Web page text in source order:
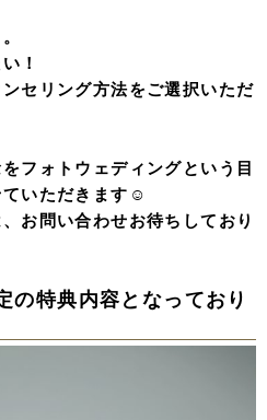
！
セリング方法をご選択いただ
フォトウェディングという目
いただきます☺️
お問い合わせお待ちしており
の特典内容となっており